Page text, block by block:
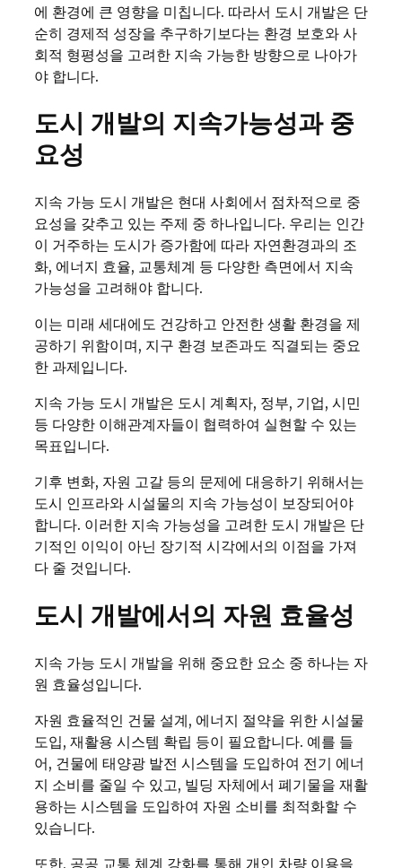
에 환경에 큰 영향을 미칩니다. 따라서 도시 개발은 단
순히 경제적 성장을 추구하기보다는 환경 보호와 사
회적 형평성을 고려한 지속 가능한 방향으로 나아가
야 합니다.
도시 개발의 지속가능성과 중
요성
지속 가능 도시 개발은 현대 사회에서 점차적으로 중
요성을 갖추고 있는 주제 중 하나입니다. 우리는 인간
이 거주하는 도시가 증가함에 따라 자연환경과의 조
화, 에너지 효율, 교통체계 등 다양한 측면에서 지속
가능성을 고려해야 합니다.
이는 미래 세대에도 건강하고 안전한 생활 환경을 제
공하기 위함이며, 지구 환경 보존과도 직결되는 중요
한 과제입니다.
지속 가능 도시 개발은 도시 계획자, 정부, 기업, 시민
등 다양한 이해관계자들이 협력하여 실현할 수 있는
목표입니다.
기후 변화, 자원 고갈 등의 문제에 대응하기 위해서는
도시 인프라와 시설물의 지속 가능성이 보장되어야
합니다. 이러한 지속 가능성을 고려한 도시 개발은 단
기적인 이익이 아닌 장기적 시각에서의 이점을 가져
다 줄 것입니다.
도시 개발에서의 자원 효율성
지속 가능 도시 개발을 위해 중요한 요소 중 하나는 자
원 효율성입니다.
자원 효율적인 건물 설계, 에너지 절약을 위한 시설물
도입, 재활용 시스템 확립 등이 필요합니다. 예를 들
어, 건물에 태양광 발전 시스템을 도입하여 전기 에너
지 소비를 줄일 수 있고, 빌딩 자체에서 폐기물을 재활
용하는 시스템을 도입하여 자원 소비를 최적화할 수
있습니다.
또한, 공공 교통 체계 강화를 통해 개인 차량 이용을